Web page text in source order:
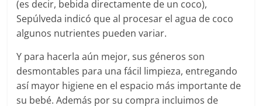
(es decir, bebida directamente de un coco),
Sepúlveda indicó que al procesar el agua de coco
algunos nutrientes pueden variar.
Y para hacerla aún mejor, sus géneros son
desmontables para una fácil limpieza, entregando
así mayor higiene en el espacio más importante de
su bebé. Además por su compra incluimos de